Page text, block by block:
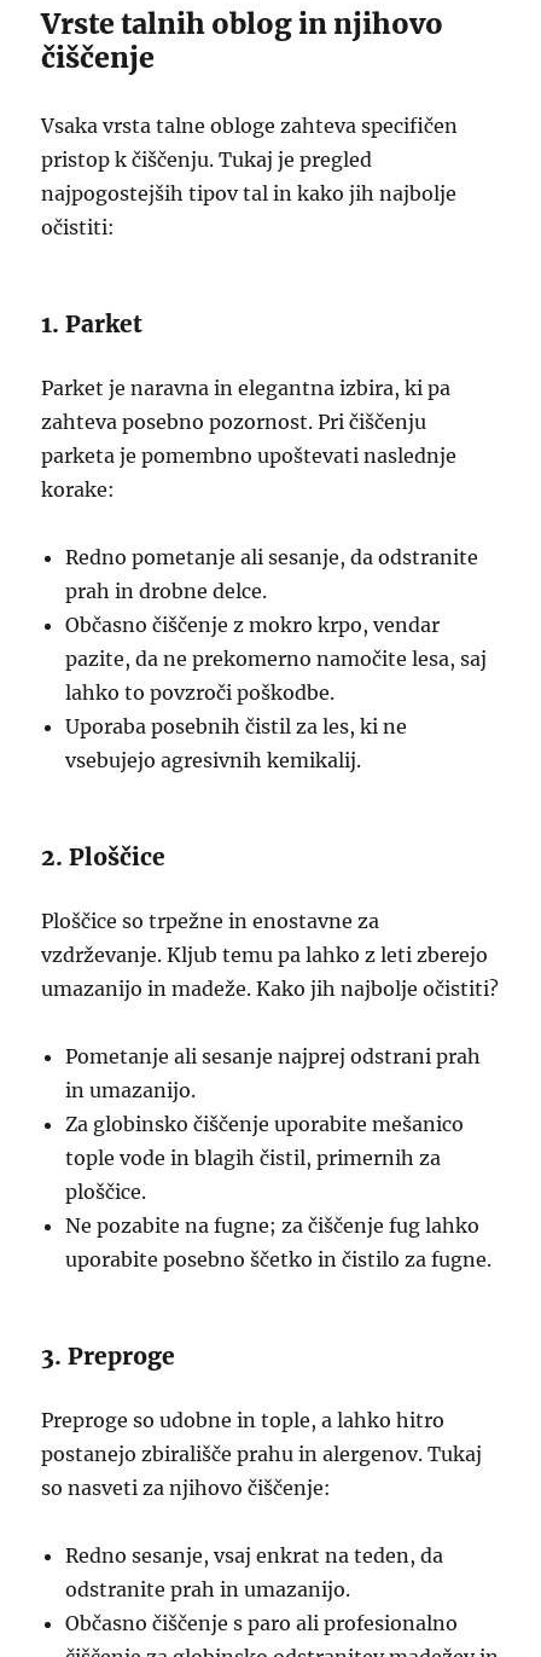
Vrste talnih oblog in njihovo
čiščenje
Vsaka vrsta talne obloge zahteva specifičen
pristop k čiščenju. Tukaj je pregled
najpogostejših tipov tal in kako jih najbolje
očistiti:
1. Parket
Parket je naravna in elegantna izbira, ki pa
zahteva posebno pozornost. Pri čiščenju
parketa je pomembno upoštevati naslednje
korake:
Redno pometanje ali sesanje, da odstranite
prah in drobne delce.
Občasno čiščenje z mokro krpo, vendar
pazite, da ne prekomerno namočite lesa, saj
lahko to povzroči poškodbe.
Uporaba posebnih čistil za les, ki ne
vsebujejo agresivnih kemikalij.
2. Ploščice
Ploščice so trpežne in enostavne za
vzdrževanje. Kljub temu pa lahko z leti zberejo
umazanijo in madeže. Kako jih najbolje očistiti?
Pometanje ali sesanje najprej odstrani prah
in umazanijo.
Za globinsko čiščenje uporabite mešanico
tople vode in blagih čistil, primernih za
ploščice.
Ne pozabite na fugne; za čiščenje fug lahko
uporabite posebno ščetko in čistilo za fugne.
3. Preproge
Preproge so udobne in tople, a lahko hitro
postanejo zbirališče prahu in alergenov. Tukaj
so nasveti za njihovo čiščenje:
Redno sesanje, vsaj enkrat na teden, da
odstranite prah in umazanijo.
Občasno čiščenje s paro ali profesionalno